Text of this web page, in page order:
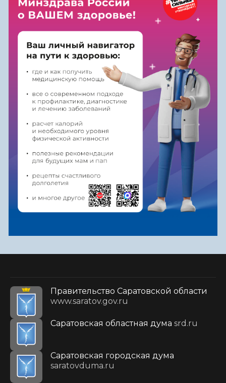
Правительство Саратовской области
www.saratov.gov.ru
Саратовская областная дума srd.ru
Саратовская городская дума
saratovduma.ru